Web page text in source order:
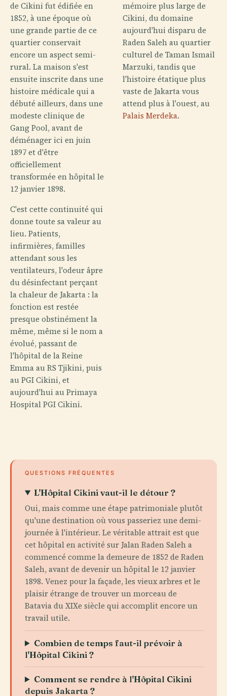
de Cikini fut édifiée en
1852, à une époque où
une grande partie de ce
quartier conservait
encore un aspect semi-
rural. La maison s'est
ensuite inscrite dans une
histoire médicale qui a
débuté ailleurs, dans une
modeste clinique de
Gang Pool, avant de
déménager ici en juin
1897 et d'être
officiellement
transformée en hôpital le
12 janvier 1898.
C'est cette continuité qui
donne toute sa valeur au
lieu. Patients,
infirmières, familles
attendant sous les
ventilateurs, l'odeur âpre
du désinfectant perçant
la chaleur de Jakarta : la
fonction est restée
presque obstinément la
même, même si le nom a
évolué, passant de
l'hôpital de la Reine
Emma au RS Tjikini, puis
au PGI Cikini, et
aujourd'hui au Primaya
Hospital PGI Cikini.
mémoire plus large de
Cikini, du domaine
aujourd'hui disparu de
Raden Saleh au quartier
culturel de Taman Ismail
Marzuki, tandis que
l'histoire étatique plus
vaste de Jakarta vous
attend plus à l'ouest, au
Palais Merdeka.
QUESTIONS FRÉQUENTES
L'Hôpital Cikini vaut-il le détour ?
Oui, mais comme une étape patrimoniale plutôt
qu'une destination où vous passeriez une demi-
journée à l'intérieur. Le véritable attrait est que
cet hôpital en activité sur Jalan Raden Saleh a
commencé comme la demeure de 1852 de Raden
Saleh, avant de devenir un hôpital le 12 janvier
1898. Venez pour la façade, les vieux arbres et le
plaisir étrange de trouver un morceau de
Batavia du XIXe siècle qui accomplit encore un
travail utile.
Combien de temps faut-il prévoir à
l'Hôpital Cikini ?
Comment se rendre à l'Hôpital Cikini
depuis Jakarta ?